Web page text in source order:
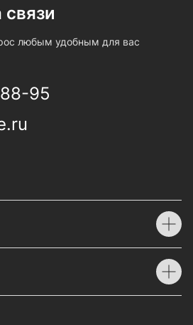
любым удобным для вас
95